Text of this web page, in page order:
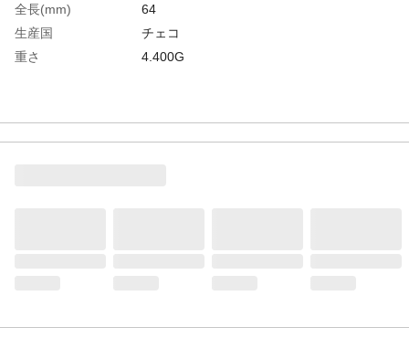
全長(mm)
64
生産国
チェコ
重さ
4.400G